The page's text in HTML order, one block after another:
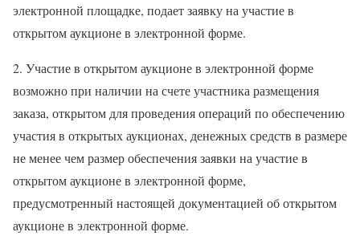
электронной площадке, подает заявку на участие в
открытом аукционе в электронной форме.
2. Участие в открытом аукционе в электронной форме
возможно при наличии на счете участника размещения
заказа, открытом для проведения операций по обеспечению
участия в открытых аукционах, денежных средств в размере
не менее чем размер обеспечения заявки на участие в
открытом аукционе в электронной форме,
предусмотренный настоящей документацией об открытом
аукционе в электронной форме.